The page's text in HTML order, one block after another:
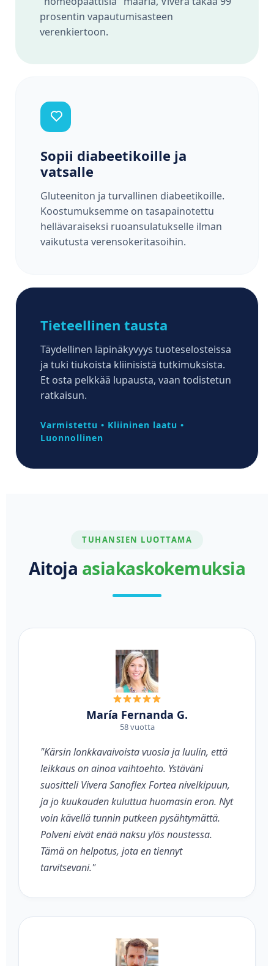
prosentin vapautumisasteen
verenkiertoon.
Sopii diabeetikoille ja
vatsalle
Gluteeniton ja turvallinen diabeetikoille.
Koostumuksemme on tasapainotettu
hellävaraiseksi ruoansulatukselle ilman
vaikutusta verensokeritasoihin.
Tieteellinen tausta
Täydellinen läpinäkyvyys tuoteselosteissa
ja tuki tiukoista kliinisistä tutkimuksista.
Et osta pelkkää lupausta, vaan todistetun
ratkaisun.
Varmistettu • Kliininen laatu •
Luonnollinen
TUHANSIEN LUOTTAMA
Aitoja asiakaskokemuksia
María Fernanda G.
58 vuotta
"Kärsin lonkkavaivoista vuosia ja luulin, että
leikkaus on ainoa vaihtoehto. Ystäväni
suositteli Vivera Sanoflex Fortea nivelkipuun,
ja jo kuukauden kuluttua huomasin eron. Nyt
voin kävellä tunnin putkeen pysähtymättä.
Polveni eivät enää naksu ylös noustessa.
Tämä on helpotus, jota en tiennyt
tarvitsevani."